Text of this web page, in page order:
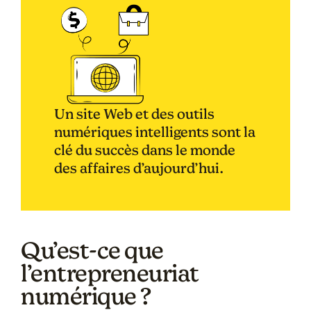
Un site Web et des outils
numériques intelligents sont la
clé du succès dans le monde
des affaires d’aujourd’hui.
Qu’est-ce que
l’entrepreneuriat
numérique ?